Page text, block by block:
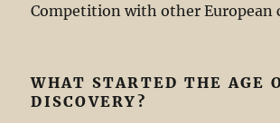
Competition with other European
WHAT STARTED THE AGE
DISCOVERY?